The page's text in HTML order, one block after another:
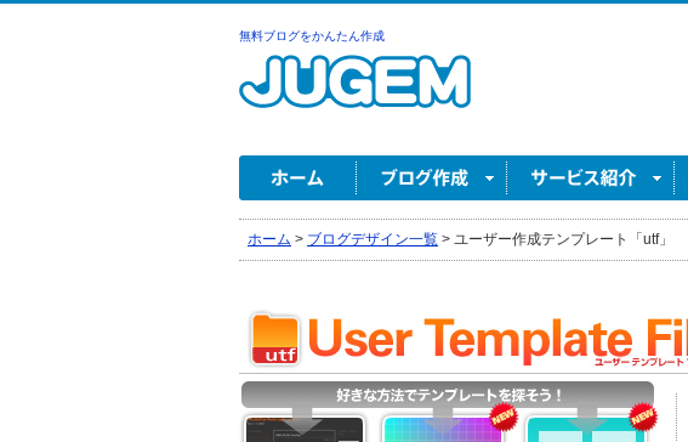
無料ブログをかんたん作成
ホーム > ブログデザイン一覧 > ユーザー作成テンプレート「utf」